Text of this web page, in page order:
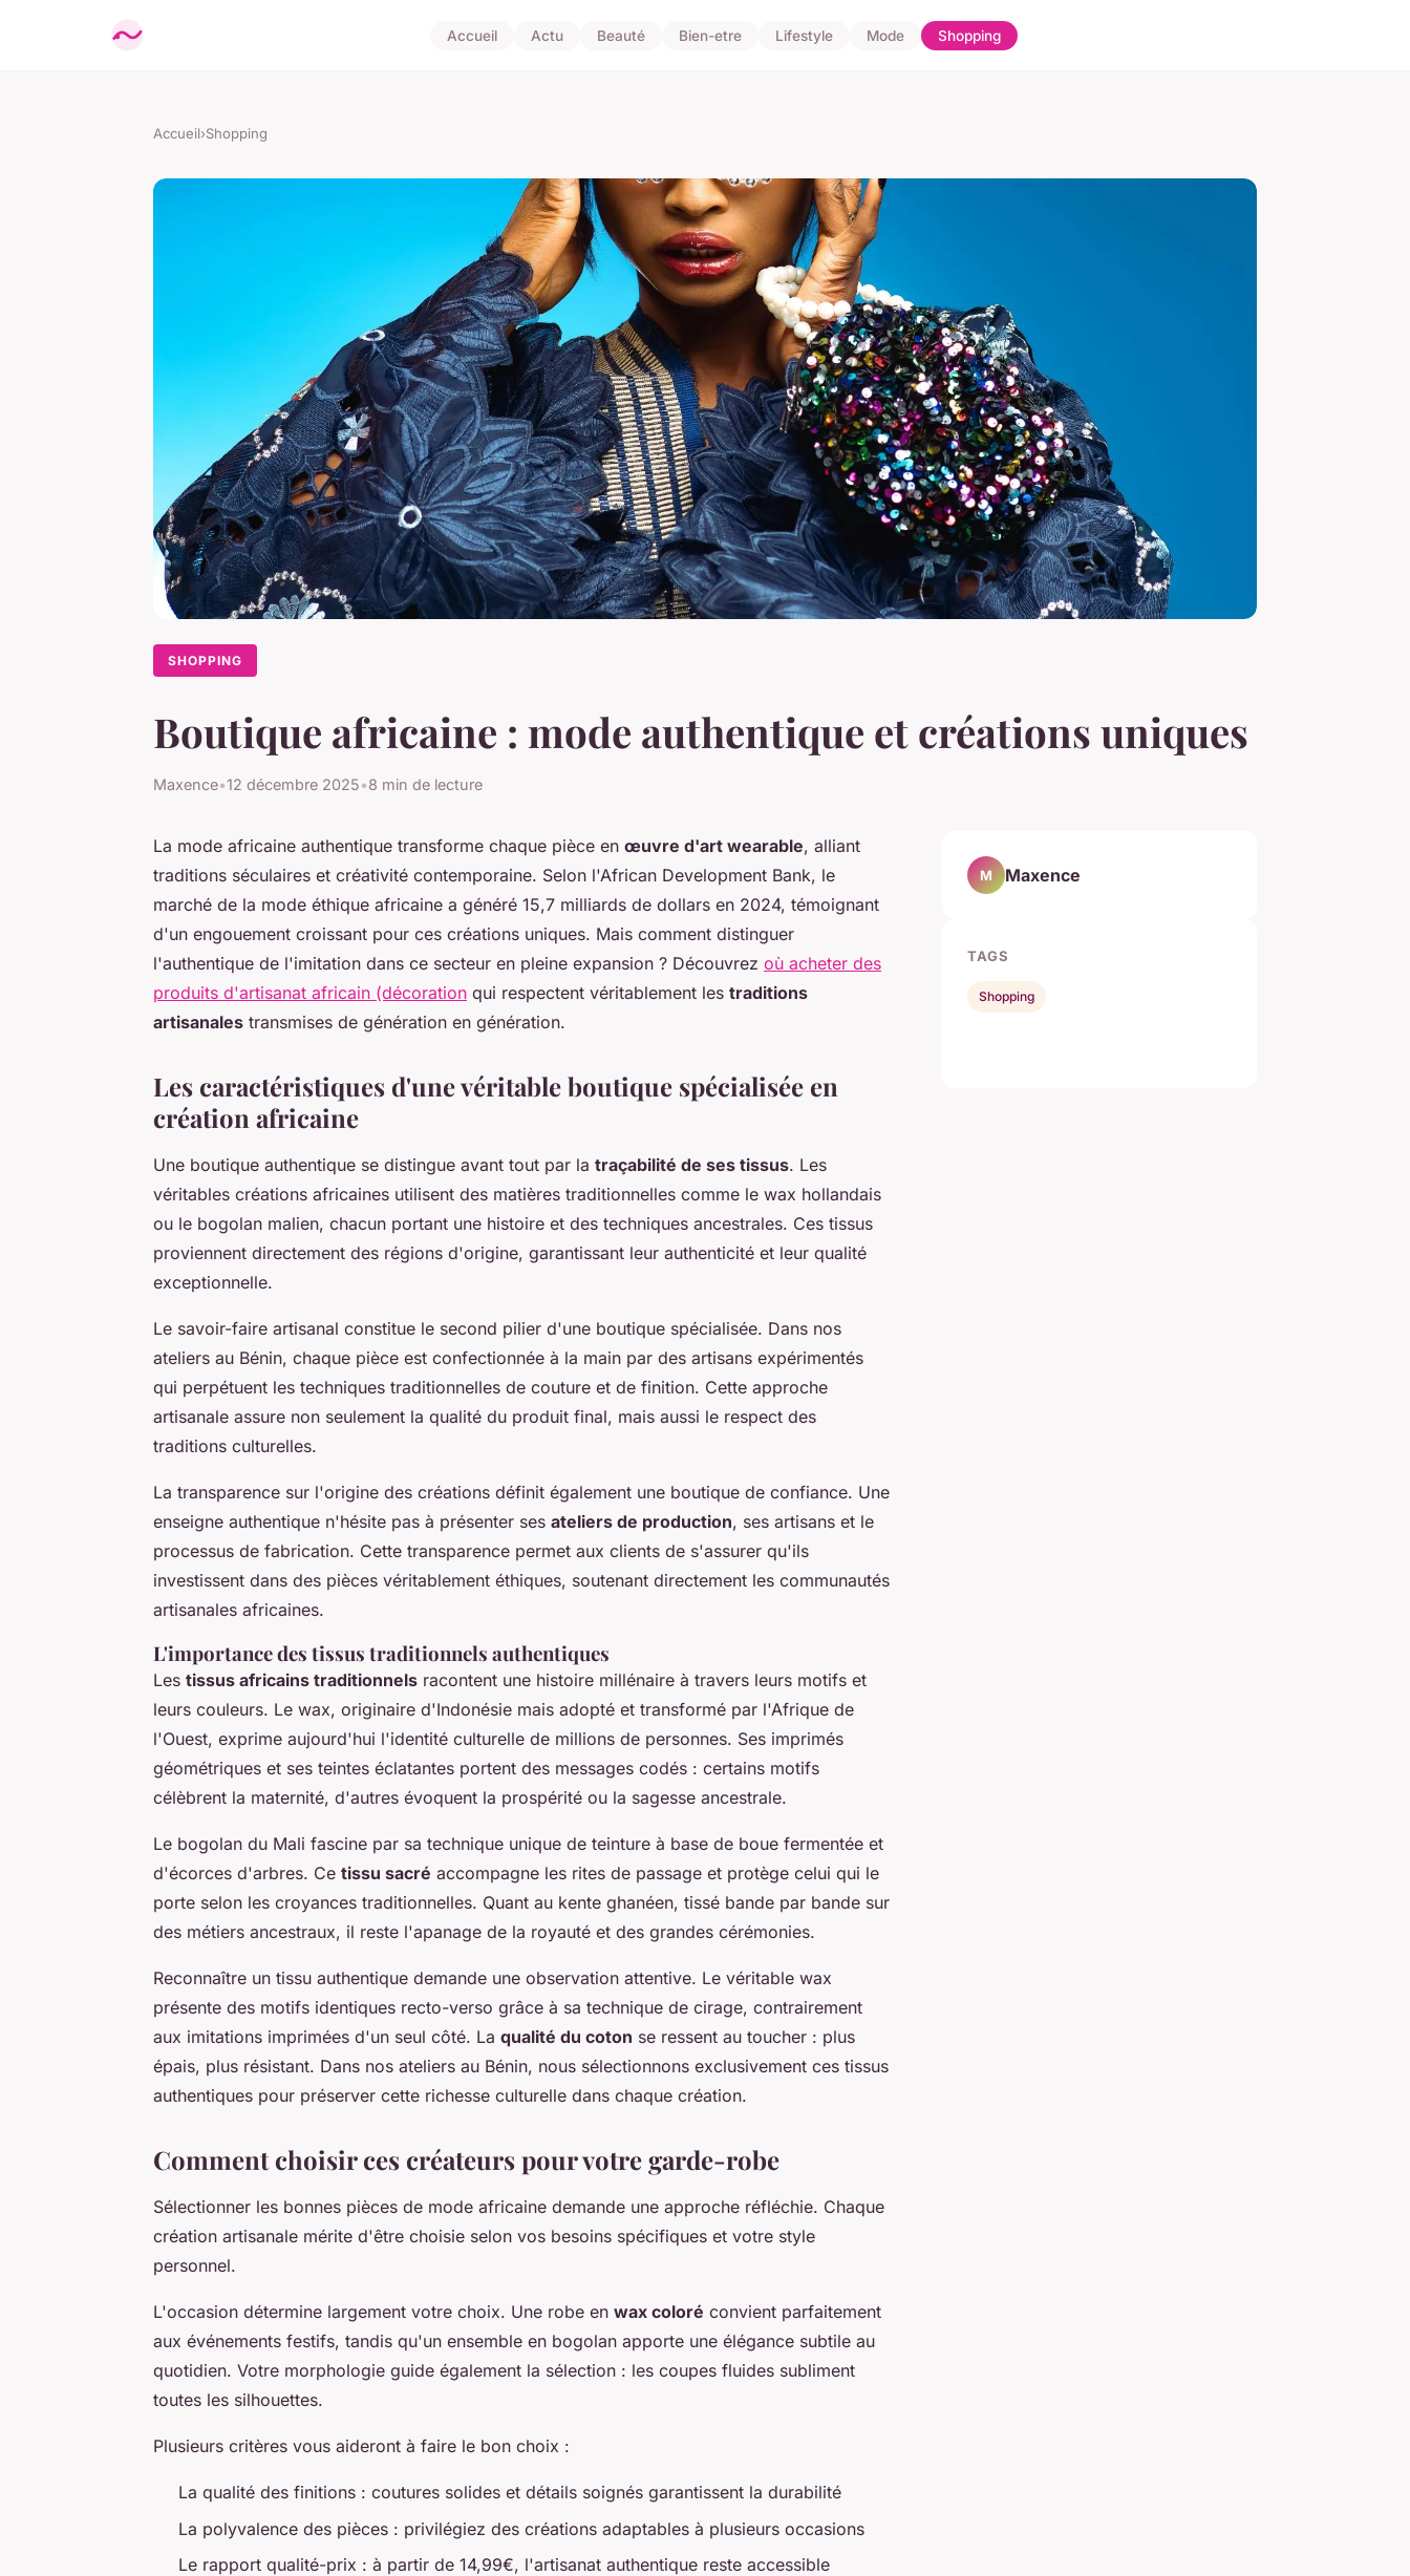
Accueil Actu Beauté Bien-etre Lifestyle Mode Shopping
Accueil›Shopping
SHOPPING
Boutique africaine : mode authentique et créations uniques
Maxence•12 décembre 2025•8 min de lecture
La mode africaine authentique transforme chaque pièce en œuvre d'art wearable, alliant
traditions séculaires et créativité contemporaine. Selon l'African Development Bank, le
marché de la mode éthique africaine a généré 15,7 milliards de dollars en 2024, témoignant
d'un engouement croissant pour ces créations uniques. Mais comment distinguer
l'authentique de l'imitation dans ce secteur en pleine expansion ? Découvrez où acheter des
produits d'artisanat africain (décoration qui respectent véritablement les traditions
artisanales transmises de génération en génération.
Les caractéristiques d'une véritable boutique spécialisée en
création africaine
Une boutique authentique se distingue avant tout par la traçabilité de ses tissus. Les
véritables créations africaines utilisent des matières traditionnelles comme le wax hollandais
ou le bogolan malien, chacun portant une histoire et des techniques ancestrales. Ces tissus
proviennent directement des régions d'origine, garantissant leur authenticité et leur qualité
exceptionnelle.
Le savoir-faire artisanal constitue le second pilier d'une boutique spécialisée. Dans nos
ateliers au Bénin, chaque pièce est confectionnée à la main par des artisans expérimentés
qui perpétuent les techniques traditionnelles de couture et de finition. Cette approche
artisanale assure non seulement la qualité du produit final, mais aussi le respect des
traditions culturelles.
La transparence sur l'origine des créations définit également une boutique de confiance. Une
enseigne authentique n'hésite pas à présenter ses ateliers de production, ses artisans et le
processus de fabrication. Cette transparence permet aux clients de s'assurer qu'ils
investissent dans des pièces véritablement éthiques, soutenant directement les communautés
artisanales africaines.
L'importance des tissus traditionnels authentiques
Les tissus africains traditionnels racontent une histoire millénaire à travers leurs motifs et
leurs couleurs. Le wax, originaire d'Indonésie mais adopté et transformé par l'Afrique de
l'Ouest, exprime aujourd'hui l'identité culturelle de millions de personnes. Ses imprimés
géométriques et ses teintes éclatantes portent des messages codés : certains motifs
célèbrent la maternité, d'autres évoquent la prospérité ou la sagesse ancestrale.
Le bogolan du Mali fascine par sa technique unique de teinture à base de boue fermentée et
d'écorces d'arbres. Ce tissu sacré accompagne les rites de passage et protège celui qui le
porte selon les croyances traditionnelles. Quant au kente ghanéen, tissé bande par bande sur
des métiers ancestraux, il reste l'apanage de la royauté et des grandes cérémonies.
Reconnaître un tissu authentique demande une observation attentive. Le véritable wax
présente des motifs identiques recto-verso grâce à sa technique de cirage, contrairement
aux imitations imprimées d'un seul côté. La qualité du coton se ressent au toucher : plus
épais, plus résistant. Dans nos ateliers au Bénin, nous sélectionnons exclusivement ces tissus
authentiques pour préserver cette richesse culturelle dans chaque création.
Comment choisir ces créateurs pour votre garde-robe
Sélectionner les bonnes pièces de mode africaine demande une approche réfléchie. Chaque
création artisanale mérite d'être choisie selon vos besoins spécifiques et votre style
personnel.
L'occasion détermine largement votre choix. Une robe en wax coloré convient parfaitement
aux événements festifs, tandis qu'un ensemble en bogolan apporte une élégance subtile au
quotidien. Votre morphologie guide également la sélection : les coupes fluides subliment
toutes les silhouettes.
Plusieurs critères vous aideront à faire le bon choix :
La qualité des finitions : coutures solides et détails soignés garantissent la durabilité
La polyvalence des pièces : privilégiez des créations adaptables à plusieurs occasions
Le rapport qualité-prix : à partir de 14,99€, l'artisanat authentique reste accessible
M Maxence
TAGS
Shopping